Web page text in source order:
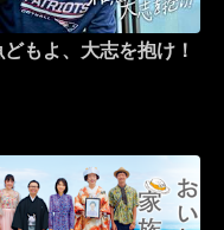
もよ、大志を抱け！